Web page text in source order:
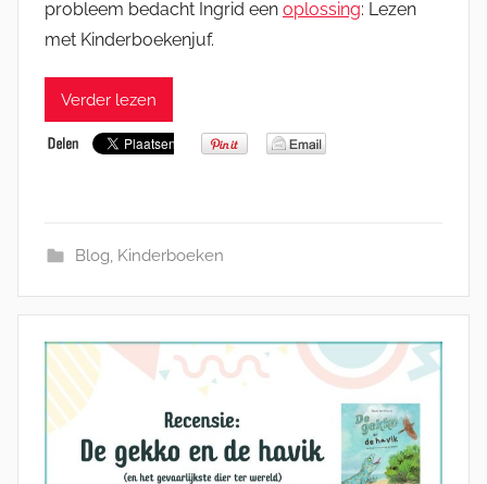
probleem bedacht Ingrid een oplossing: Lezen
met Kinderboekenjuf.
Verder lezen
Blog, Kinderboeken